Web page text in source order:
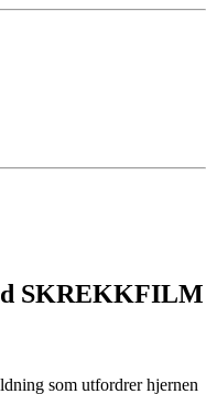
SKREKKFILM
som utfordrer hjernen